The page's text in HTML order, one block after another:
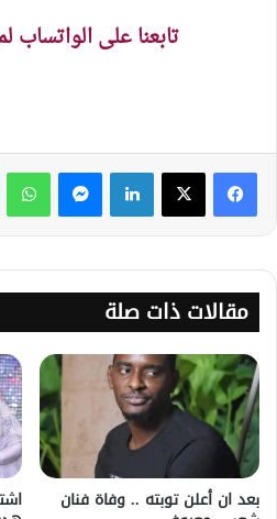
تابعنا على الواتساب
لينكدإن ماسنجر
مقالات ذات صلة
بعد ان أعلن توبته .. وفاة فنان